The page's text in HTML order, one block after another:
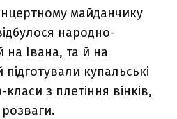
майданчику
народно-
Івана, та й на
купальські
класи з плетіння вінків,